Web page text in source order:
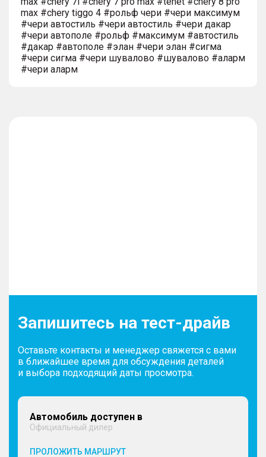
max #chery tiggo 4 #рольф чери #чери максимум
#чери автостиль #чери автостиль #чери дакар
#чери автополе #рольф #максимум #автостиль
#дакар #автополе #элан #чери элан #сигма
#чери сигма #чери шувалово #шувалово #аларм
#чери аларм
Запишитесь на тест-драйв
Оставьте контакты и менеджер свяжется с вами
в ближайшее время для обсуждения деталей
и выбора подходящий даты просмотра.
Автомобиль доступен в
Официальный дилер
ПРОЛОЖИТЬ МАРШРУТ